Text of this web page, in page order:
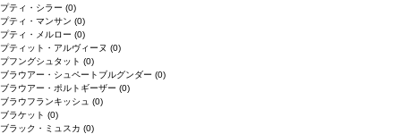
プティ・シラー (0)
プティ・マンサン (0)
プティ・メルロー (0)
プティット・アルヴィーヌ (0)
プフングシュタット (0)
ブラウアー・シュペートブルグンダー (0)
ブラウアー・ポルトギーザー (0)
ブラウフランキッシュ (0)
ブラケット (0)
ブラック・ミュスカ (0)